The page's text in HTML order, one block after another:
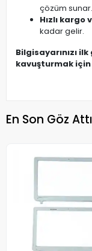
çözüm sunar.
Hızlı kargo
kadar gelir.
Bilgisayarınızı
kavuşturmak
En Son Göz